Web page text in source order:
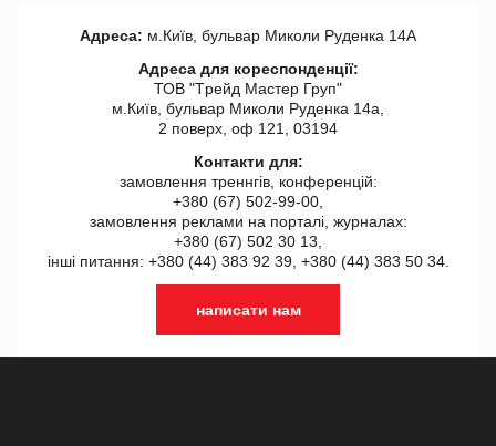
Адреса: м.Київ, бульвар Миколи Руденка 14А
Адреса для кореспонденції:
ТОВ "Tрейд Мастер Груп"
м.Київ, бульвар Миколи Руденка 14а,
2 поверх, оф 121, 03194
Контакти для:
замовлення треннгів, конференцій:
+380 (67) 502-99-00,
замовлення реклами на порталі, журналах:
+380 (67) 502 30 13,
інші питання: +380 (44) 383 92 39, +380 (44) 383 50 34.
написати нам